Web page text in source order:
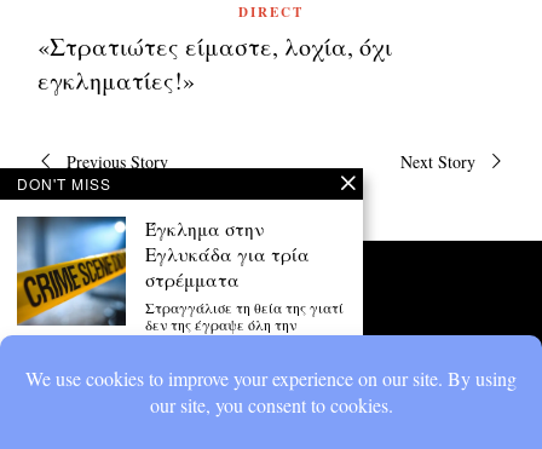
DIRECT
«Στρατιώτες είμαστε, λοχία, όχι
εγκληματίες!»
Πλοήγηση
άρθρων
Previous Story Next Story
DON'T MISS
Έγκλημα στην
Εγλυκάδα για τρία
στρέμματα
Στραγγάλισε τη θεία της γιατί
δεν της έγραψε όλη την
περιουσία της
Η Τοπική Διοίκηση
Αχαΐας της Διεθνούς